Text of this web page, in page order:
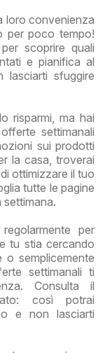
loro convenienza
per poco tempo!
scoprire quali
e pianifica al
lasciarti sfuggire
risparmi, ma hai
settimanali
sui prodotti
la casa, troverai
ottimizzare il tuo
tutte le pagine
per
tu stia cercando
o semplicemente
settimanali ti
Consulta il
così potrai
e non lasciarti